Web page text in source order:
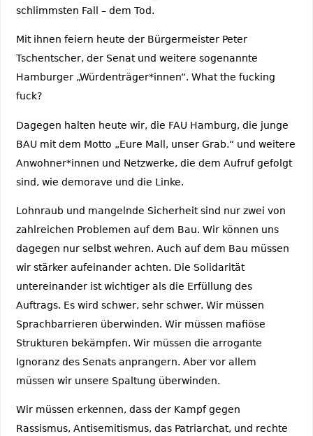
schlimmsten Fall – dem Tod.
Mit ihnen feiern heute der Bürgermeister Peter
Tschentscher, der Senat und weitere sogenannte
Hamburger „Würdenträger*innen“. What the fucking
fuck?
Dagegen halten heute wir, die FAU Hamburg, die junge
BAU mit dem Motto „Eure Mall, unser Grab.“ und weitere
Anwohner*innen und Netzwerke, die dem Aufruf gefolgt
sind, wie demorave und die Linke.
Lohnraub und mangelnde Sicherheit sind nur zwei von
zahlreichen Problemen auf dem Bau. Wir können uns
dagegen nur selbst wehren. Auch auf dem Bau müssen
wir stärker aufeinander achten. Die Solidarität
untereinander ist wichtiger als die Erfüllung des
Auftrags. Es wird schwer, sehr schwer. Wir müssen
Sprachbarrieren überwinden. Wir müssen mafiöse
Strukturen bekämpfen. Wir müssen die arrogante
Ignoranz des Senats anprangern. Aber vor allem
müssen wir unsere Spaltung überwinden.
Wir müssen erkennen, dass der Kampf gegen
Rassismus, Antisemitismus, das Patriarchat, und rechte